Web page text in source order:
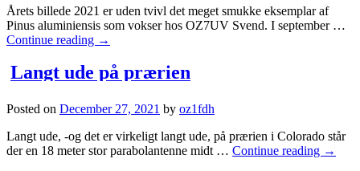
Årets billede 2021 er uden tvivl det meget smukke eksemplar af
Pinus aluminiensis som vokser hos OZ7UV Svend. I september …
Continue reading →
Langt ude på prærien
Posted on December 27, 2021 by oz1fdh
Langt ude, -og det er virkeligt langt ude, på prærien i Colorado står
der en 18 meter stor parabolantenne midt … Continue reading →